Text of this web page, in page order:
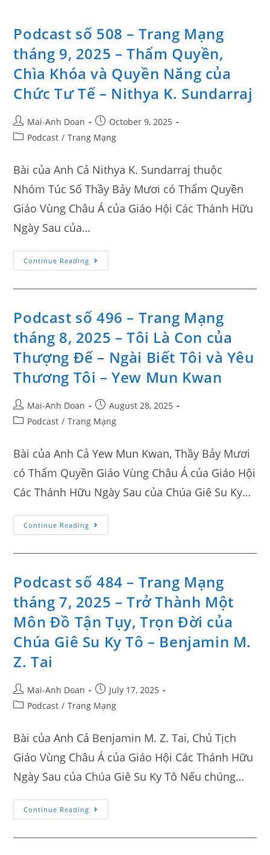
Podcast số 508 – Trang Mạng
tháng 9, 2025 – Thẩm Quyền,
Chìa Khóa và Quyền Năng của
Chức Tư Tế – Nithya K. Sundarraj
Mai-Anh Doan
October 9, 2025
Podcast / Trang Mạng
Bài của Anh Cả Nithya K. Sundarraj thuộc
Nhóm Túc Số Thầy Bảy Mươi có Thẩm Quyền
Giáo Vùng Châu Á của Giáo Hội Các Thánh Hữu
Ngày Sau của…
Continue Reading
Podcast số 496 – Trang Mạng
tháng 8, 2025 – Tôi Là Con của
Thượng Đế – Ngài Biết Tôi và Yêu
Thương Tôi – Yew Mun Kwan
Mai-Anh Doan
August 28, 2025
Podcast / Trang Mạng
Bài của Anh Cả Yew Mun Kwan, Thầy Bảy Mươi
có Thẩm Quyền Giáo Vùng Châu Á của Giáo Hội
Các Thánh Hữu Ngày Sau của Chúa Giê Su Ky…
Continue Reading
Podcast số 484 – Trang Mạng
tháng 7, 2025 – Trở Thành Một
Môn Đồ Tận Tụy, Trọn Đời của
Chúa Giê Su Ky Tô – Benjamin M.
Z. Tai
Mai-Anh Doan
July 17, 2025
Podcast / Trang Mạng
Bài của Anh Cả Benjamin M. Z. Tai, Chủ Tịch
Giáo Vùng Châu Á của Giáo Hội Các Thánh Hữu
Ngày Sau của Chúa Giê Su Ky Tô Nếu chúng…
Continue Reading